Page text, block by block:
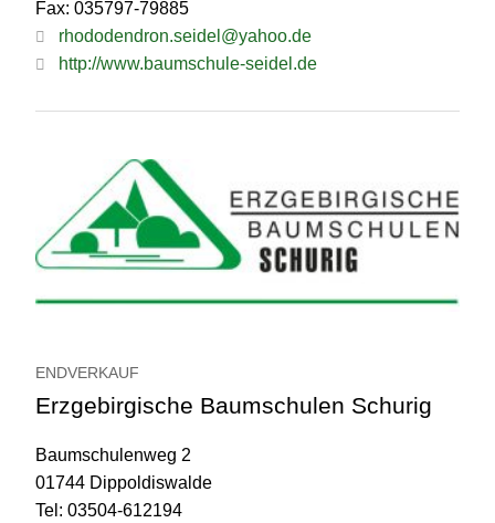
Fax: 035797-79885
rhododendron.seidel@yahoo.de
http://www.baumschule-seidel.de
ENDVERKAUF
Erzgebirgische Baumschulen Schurig
Baumschulenweg 2
01744 Dippoldiswalde
Tel: 03504-612194